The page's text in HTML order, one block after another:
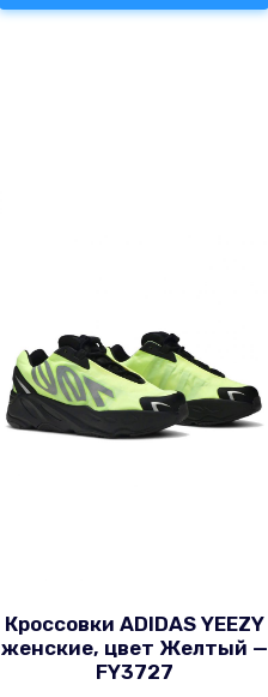
Кроссовки ADIDAS YEEZY
женские, цвет Желтый —
FY3727